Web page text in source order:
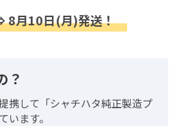
8月10日(月)発送！
？
携して「シャチハタ純正製造プ
います。